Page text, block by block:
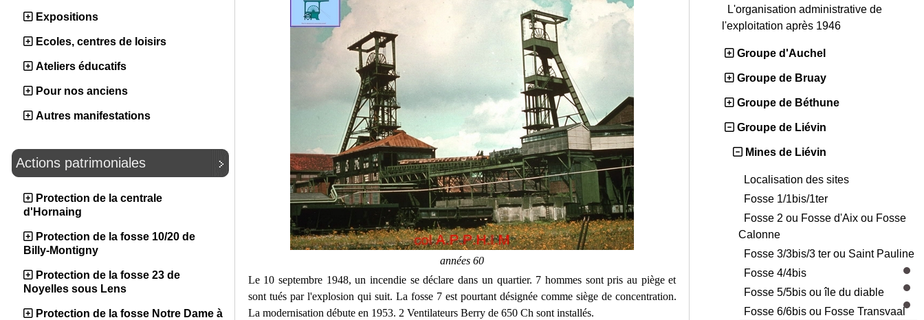
Expositions
Ecoles, centres de loisirs
Ateliers éducatifs
Pour nos anciens
Autres manifestations
Actions patrimoniales
Protection de la centrale
d'Hornaing
Protection de la fosse 10/20 de
Billy-Montigny
Protection de la fosse 23 de
Noyelles sous Lens
Protection de la fosse Notre Dame à
années 60
Le 10 septembre 1948, un incendie se déclare dans un quartier. 7 hommes sont pris au piège et
sont tués par l'explosion qui suit. La fosse 7 est pourtant désignée comme siège de concentration.
La modernisation débute en 1953. 2 Ventilateurs Berry de 650 Ch sont installés.
L'organisation administrative de
l'exploitation après 1946
Groupe d'Auchel
Groupe de Bruay
Groupe de Béthune
Groupe de Liévin
Mines de Liévin
Localisation des sites
Fosse 1/1bis/1ter
Fosse 2 ou Fosse d'Aix ou Fosse
Calonne
Fosse 3/3bis/3 ter ou Saint Pauline
Fosse 4/4bis
Fosse 5/5bis ou île du diable
Fosse 6/6bis ou Fosse Transvaal